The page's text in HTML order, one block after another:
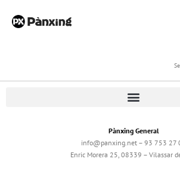
Pànxing General
info@panxing.net – 93 753 27
Enric Morera 25, 08339 – Vilassar